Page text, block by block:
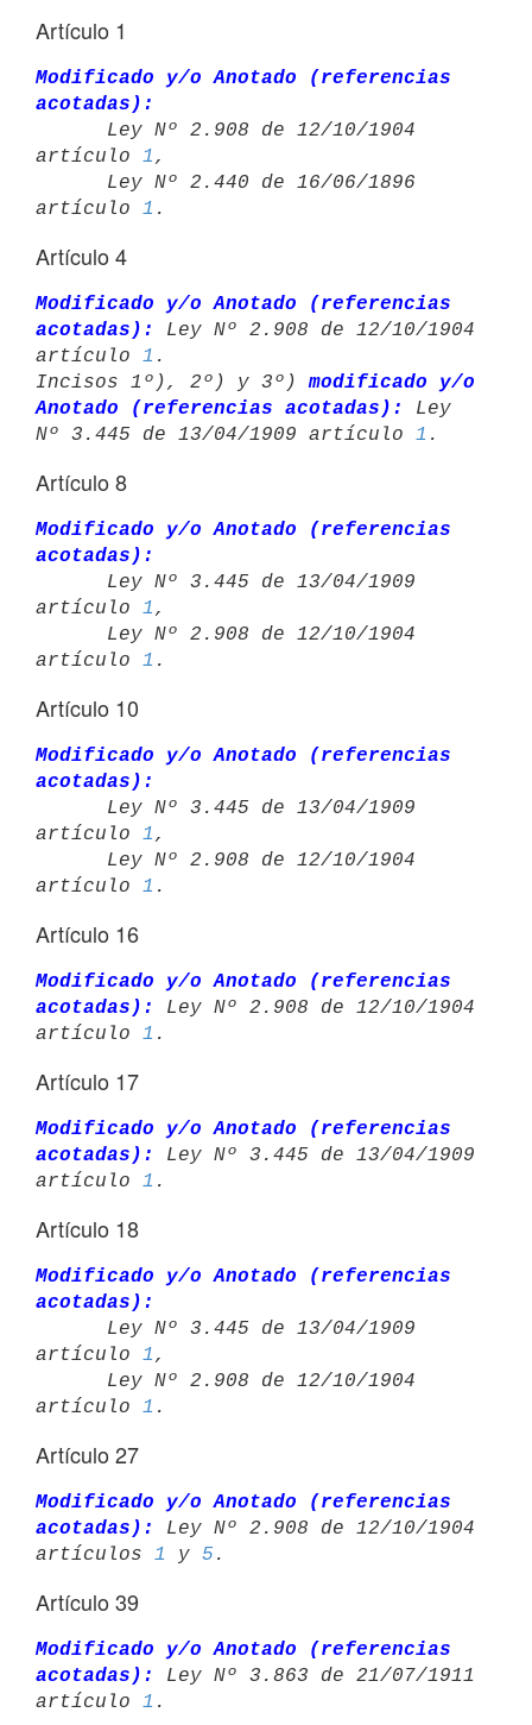
Artículo 1
Modificado y/o Anotado (referencias
acotadas):
artículo 1 ,
artículo 1
Artículo 4
Modificado y/o Anotado (referencias
acotadas):
Ley Nº 2.908 de 12/10/1904
artículo 1 .
Incisos 1º), 2º) y 3º) modificado y/o
Anotado (referencias acotadas):
Ley
Nº 3.445 de 13/04/1909 artículo 1
Artículo 8
Modificado y/o Anotado (referencias
acotadas):
artículo 1 ,
artículo 1
Artículo 10
Modificado y/o Anotado (referencias
acotadas):
artículo 1 ,
artículo 1
Artículo 16
Modificado y/o Anotado (referencias
acotadas):
Ley Nº 2.908 de 12/10/1904
artículo 1
Artículo 17
Modificado y/o Anotado (referencias
acotadas):
Ley Nº 3.445 de 13/04/1909
artículo 1
Artículo 18
Modificado y/o Anotado (referencias
acotadas):
artículo 1 ,
artículo 1
Artículo 27
Modificado y/o Anotado (referencias
acotadas):
Ley Nº 2.908 de 12/10/1904
artículos 1 y 5
Artículo 39
Modificado y/o Anotado (referencias
acotadas):
Ley Nº 3.863 de 21/07/1911
artículo 1